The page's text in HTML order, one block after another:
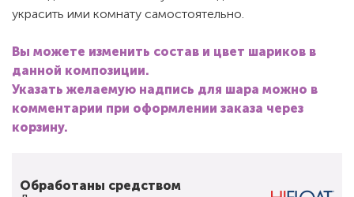
украсить ими комнату самостоятельно.
Вы можете изменить состав и цвет шариков в
данной композиции.
Указать желаемую надпись для шара можно в
комментарии при оформлении заказа через
корзину.
Обработаны средством